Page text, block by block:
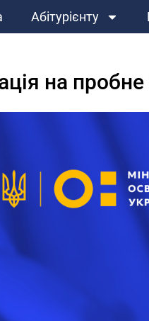
Абітурієнту
на